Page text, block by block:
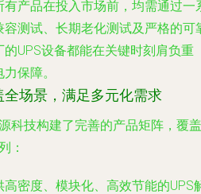
有产品在投入市场前，均需通过一
测试、长期老化测试及严格的可
UPS设备都能在关键时刻肩负重
保障。
场景，满足多元化需求
科技构建了完善的产品矩阵，覆盖
：
高密度、模块化、高效节能的UPS